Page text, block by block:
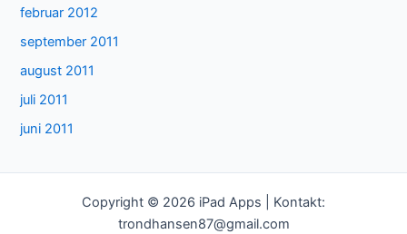
februar 2012
september 2011
august 2011
juli 2011
juni 2011
Copyright © 2026 iPad Apps | Kontakt:
trondhansen87@gmail.com